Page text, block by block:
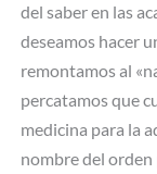
del saber en las
deseamos hacer
remontamos al
percatamos que
medicina para la
nombre del orden